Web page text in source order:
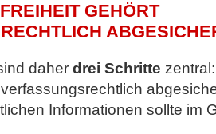
GEHÖRT
daher drei Schritte
Informationen sollte im